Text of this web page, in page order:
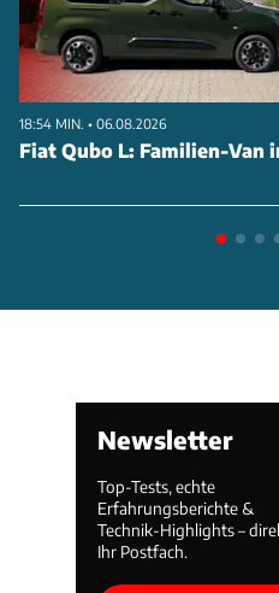
18:54 MIN. • 06.08.2026
Fiat Qubo L: Familien-Van
Newsletter
Top-Tests, echte
Erfahrungsberichte &
Technik-Highlights –
Ihr Postfach.